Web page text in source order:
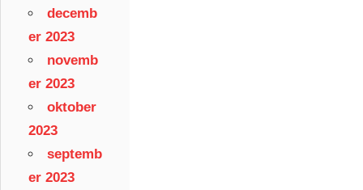
decemb
er 2023
novemb
er 2023
oktober
2023
septemb
er 2023